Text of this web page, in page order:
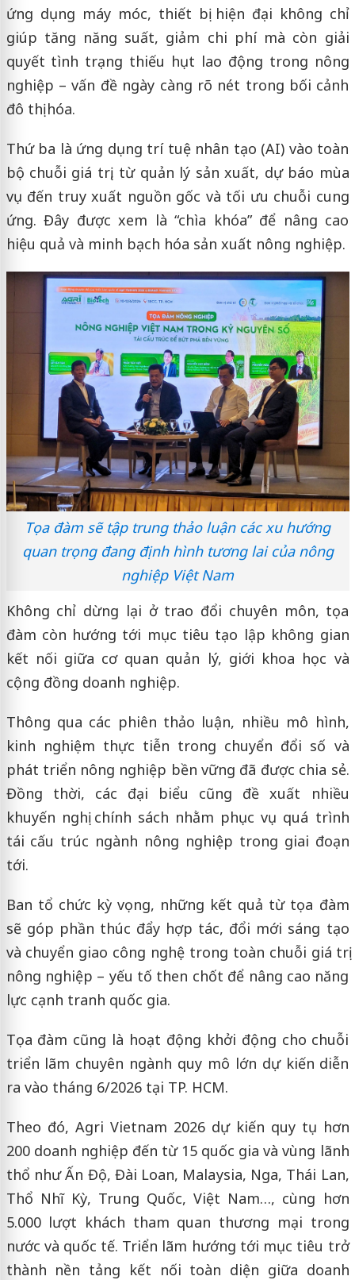
ứng dụng máy móc, thiết bị hiện đại không chỉ
giúp tăng năng suất, giảm chi phí mà còn giải
quyết tình trạng thiếu hụt lao động trong nông
nghiệp – vấn đề ngày càng rõ nét trong bối cảnh
đô thị hóa.
Thứ ba là ứng dụng trí tuệ nhân tạo (AI) vào toàn
bộ chuỗi giá trị, từ quản lý sản xuất, dự báo mùa
vụ đến truy xuất nguồn gốc và tối ưu chuỗi cung
ứng. Đây được xem là “chìa khóa” để nâng cao
hiệu quả và minh bạch hóa sản xuất nông nghiệp.
Tọa đàm sẽ tập trung thảo luận các xu hướng
quan trọng đang định hình tương lai của nông
nghiệp Việt Nam
Không chỉ dừng lại ở trao đổi chuyên môn, tọa
đàm còn hướng tới mục tiêu tạo lập không gian
kết nối giữa cơ quan quản lý, giới khoa học và
cộng đồng doanh nghiệp.
Thông qua các phiên thảo luận, nhiều mô hình,
kinh nghiệm thực tiễn trong chuyển đổi số và
phát triển nông nghiệp bền vững đã được chia sẻ.
Đồng thời, các đại biểu cũng đề xuất nhiều
khuyến nghị chính sách nhằm phục vụ quá trình
tái cấu trúc ngành nông nghiệp trong giai đoạn
tới.
Ban tổ chức kỳ vọng, những kết quả từ tọa đàm
sẽ góp phần thúc đẩy hợp tác, đổi mới sáng tạo
và chuyển giao công nghệ trong toàn chuỗi giá trị
nông nghiệp – yếu tố then chốt để nâng cao năng
lực cạnh tranh quốc gia.
Tọa đàm cũng là hoạt động khởi động cho chuỗi
triển lãm chuyên ngành quy mô lớn dự kiến diễn
ra vào tháng 6/2026 tại TP. HCM.
Theo đó, Agri Vietnam 2026 dự kiến quy tụ hơn
200 doanh nghiệp đến từ 15 quốc gia và vùng lãnh
thổ như Ấn Độ, Đài Loan, Malaysia, Nga, Thái Lan,
Thổ Nhĩ Kỳ, Trung Quốc, Việt Nam…, cùng hơn
5.000 lượt khách tham quan thương mại trong
nước và quốc tế. Triển lãm hướng tới mục tiêu trở
thành nền tảng kết nối toàn diện giữa doanh